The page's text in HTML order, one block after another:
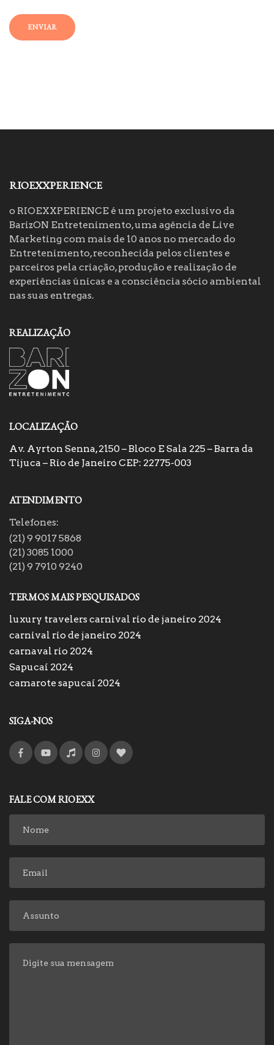
ENVIAR
RIOEXXPERIENCE
o RIOEXXPERIENCE é um projeto exclusivo da
BarizON Entretenimento, uma agência de Live
Marketing com mais de 10 anos no mercado do
Entretenimento, reconhecida pelos clientes e
parceiros pela criação, produção e realização de
experiências únicas e a consciência sócio ambiental
nas suas entregas.
REALIZAÇÃO
LOCALIZAÇÃO
Av. Ayrton Senna, 2150 – Bloco E Sala 225 – Barra da
Tijuca – Rio de Janeiro CEP: 22775-003
ATENDIMENTO
Telefones:
(21) 9 9017 5868
(21) 3085 1000
(21) 9 7910 9240
TERMOS MAIS PESQUISADOS
luxury travelers carnival rio de janeiro 2024
carnival rio de janeiro 2024
carnaval rio 2024
Sapucaí 2024
camarote sapucaí 2024
SIGA-NOS
FALE COM RIOEXX